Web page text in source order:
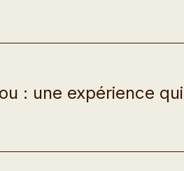
: une expérience